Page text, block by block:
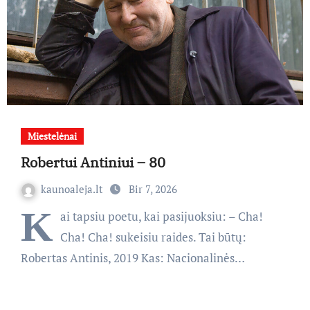
Miestelėnai
Robertui Antiniui – 80
kaunoaleja.lt Bir 7, 2026
K ai tapsiu poetu, kai pasijuoksiu: – Cha!
Cha! Cha! sukeisiu raides. Tai būtų:
Robertas Antinis, 2019 Kas: Nacionalinės…